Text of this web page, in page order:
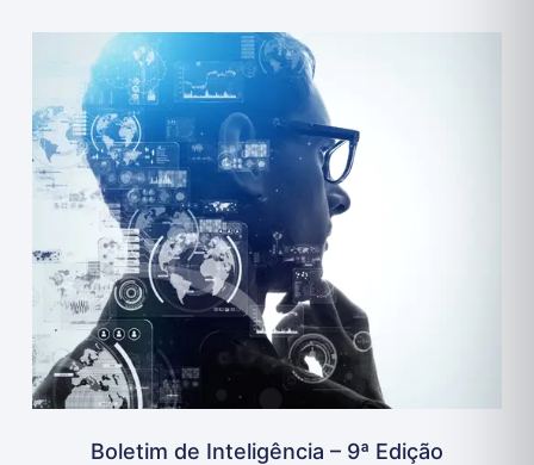
Boletim de Inteligência – 9ª Edição